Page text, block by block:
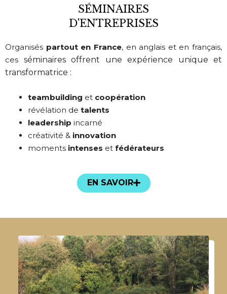
SÉMINAIRES
D'ENTREPRISES
Organisés partout en France, en anglais et en français,
ces séminaires offrent une expérience unique et
transformatrice :
teambuilding et coopération
révélation de talents
leadership incarné
créativité & innovation
moments intenses et fédérateurs
EN SAVOIR